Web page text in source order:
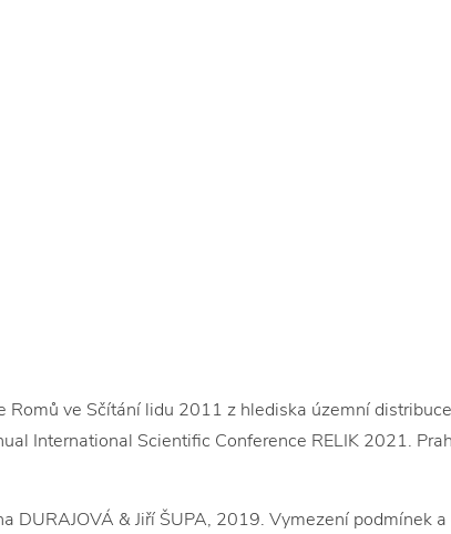
Romů ve Sčítání lidu 2011 z hlediska územní distribuce
International Scientific Conference RELIK 2021.
DURAJOVÁ & Jiří ŠUPA, 2019. Vymezení podmínek